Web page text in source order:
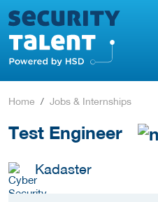
Home Jobs & Internships
Test Engineer
Kadaster